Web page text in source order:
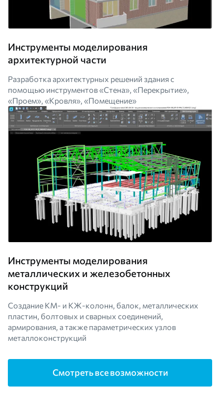
Инструменты моделирования
архитектурной части
Разработка архитектурных решений здания с
помощью инструментов «Стена», «Перекрытие»,
«Проем», «Кровля», «Помещение»
Инструменты моделирования
металлических и железобетонных
конструкций
Создание КМ- и КЖ-колонн, балок, металлических
пластин, болтовых и сварных соединений,
армирования, а также параметрических узлов
металлоконструкций
Смотреть все возможности